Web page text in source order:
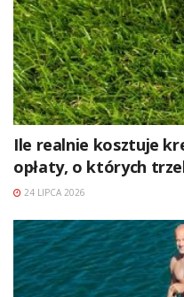
Ile realnie kosztuje
opłaty, o których
24 LIPCA 2026